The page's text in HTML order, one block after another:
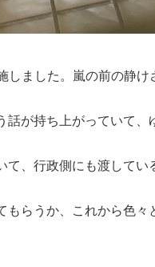
ました。嵐の前の静け
話が持ち上がっていて
て、行政側にも渡して
らうか、これから色々